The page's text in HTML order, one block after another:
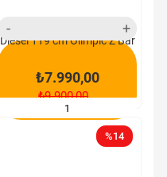
Diesel 119 cm Olimpic Z Bar
₺7.990,00
₺9.900,00
SEPETE EKLE
%14